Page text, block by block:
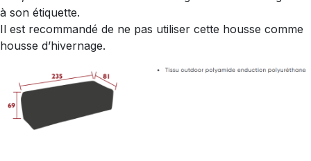
à son étiquette.
Il est recommandé de ne pas utiliser cette housse comme
housse d’hivernage.